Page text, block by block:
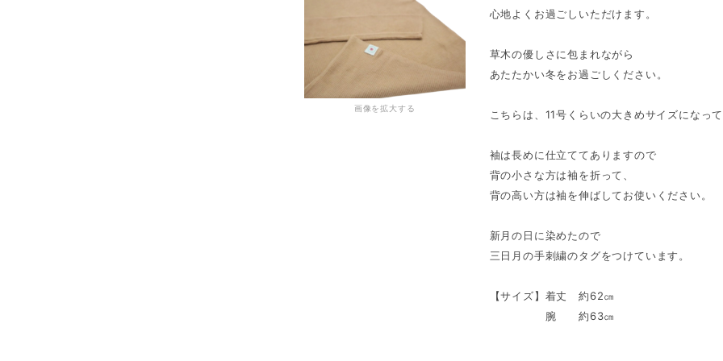
画像を拡大する
心地よくお過ごしいただけます。
草木の優しさに包まれながら
あたたかい冬をお過ごしください。
こちらは、11号くらいの大きめサイズになって
袖は長めに仕立ててありますので
背の小さな方は袖を折って、
背の高い方は袖を伸ばしてお使いください。
新月の日に染めたので
三日月の手刺繍のタグをつけています。
【サイズ】着丈 約62㎝
腕 約63㎝